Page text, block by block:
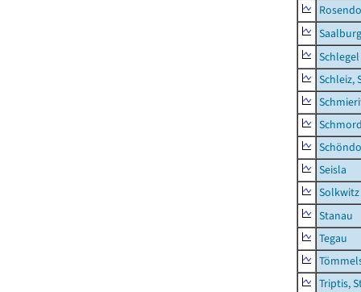
Schlegel
Schleiz,
Seisla
Solkwitz
Stanau
Tegau
Triptis,